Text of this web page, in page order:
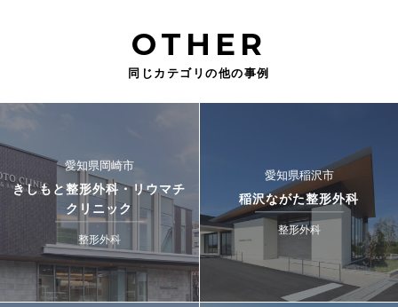
OTHER
同じカテゴリの他の事例
愛知県岡崎市
きしもと整形外科・リウマチ
クリニック
整形外科
愛知県稲沢市
稲沢ながた整形外科
整形外科